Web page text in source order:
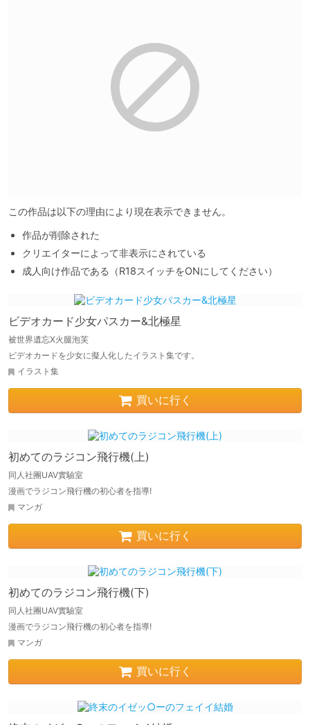
この作品は以下の理由により現在表示できません。
作品が削除された
クリエイターによって非表示にされている
成人向け作品である（R18スイッチをONにしてください）
ビデオカード少女パスカー&北極星
被世界遺忘X火腿泡芙
ビデオカードを少女に擬人化したイラスト集です。
イラスト集
買いに行く
初めてのラジコン飛行機(上)
同人社團UAV實驗室
漫画でラジコン飛行機の初心者を指導!
マンガ
買いに行く
初めてのラジコン飛行機(下)
同人社團UAV實驗室
漫画でラジコン飛行機の初心者を指導!
マンガ
買いに行く